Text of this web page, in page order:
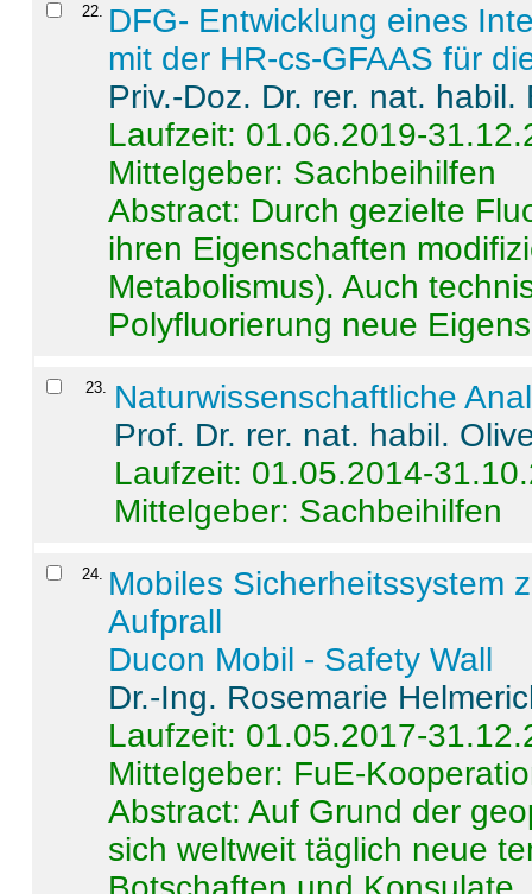
22
DFG- Entwicklung eines
mit der HR-cs-GFAAS für
Priv.-Doz. Dr. rer. nat.
Laufzeit: 01.06.2019-
Mittelgeber: Sachbeihilfen
Abstract: Durch gezielte
ihren Eigenschaften
Metabolismus). Auch
Polyfluorierung neue
23. Naturwissenschaftliche
Prof. Dr. rer. nat. habil.
Laufzeit: 01.05.2014-
Mittelgeber: Sachbeihilfen
24. Mobiles Sicherheitssystem
Aufprall
Ducon Mobil - Safety Wall
Dr.-Ing. Rosemarie
Laufzeit: 01.05.2017-
Mittelgeber: FuE-
Abstract:Auf Grund der
sich weltweit täglich neue